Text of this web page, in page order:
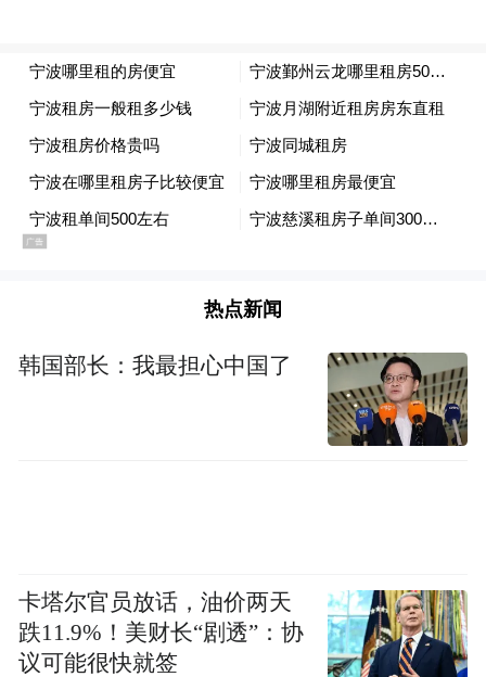
热点新闻
韩国部长：我最担心中国了
卡塔尔官员放话，油价两天
跌11.9%！美财长“剧透”：协
议可能很快就签